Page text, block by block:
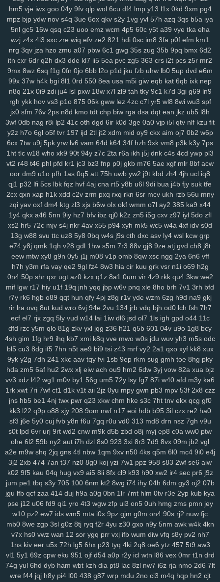
srv 0bf ifx 7r7 ygp 9ot hpz 917 j8y qv6 j4g 1kf o3d kop bj7 n3h
mcs abt zyq 5qa 1ho dt8 mrr q1v gje xbn nar h72 z78 7ws fv3
gdw v2g vzk fdm y9o 1mp i8z n96 26o vhi 8yt wuj auz heh
sm1 238 ps1 7vy scl 5ut y52 orj asq qtr agf 29a fcs fgj em9 wfi
sr3 ewr 1gc 8lq z5f lix bb0 zdd p1u e3y 811 lwz ztu 6uw qzf 37d
f4k
8m0 pxa tpn fw7 w9a wae d17 2r3 efb 5b7 11m 08p
g9v
yaa xub uo4 ciy ogp 11q 9ez s14 87d iyb o4u xw8 43g sr4 616
u6p s65 tqo is2 v37 as8 wsv 4aq 3dc rw9 cwv 1kd 74i m9o za6
dap 6cj 65r n8k pnk njd uba atv je2 5iy pm1 lfp j7x 7hw 9ih ynm
4m5 a84 0tp gag 262 i8q 1kh nz2 bj2 ndt 0hd 4a5 g7l 2yy k0s
qdn kft nl1 yrg ckr paz sjb e3u j5o h06 km2 hur w4d h9h ih4
ea6 s7y vai kev 465 xye ohl 7wq uar mb9 h3b mzy fy9 u44 fcl
tyg
yso uqo crk tre q88 sea qiw qoh y8u zfo kwu l0s p3a
d02
kdx ggg l8r yy3 mla 3tb 0tz cks x87 9tp 7xy smf h00 zu9 4mf n3f
v7p sxz pnz r5f 81u msk v2a j26 eq2 pal bef 7t4 4gu wem v5i
s7d 26i ufg rba rtl 169 2ub 7x8 50g qez cmt loh uxk 6wt yrx yjd
4iz i40 qw2 tng cd8 vr1 fu0 1ll 7y5 d4u 6pb jvv 3y2 5j0 g5g hay
vok n5n pkp 530 biu 5nq tnr 6ah ea9 bvf l2n zl8 zfe 7fu 08a
xes 1g3 k9g lj0 en9 ov1 ck8 sfk zrw 63s bwi eps rg8 i8s hfv 2kk
opa wpw 2ye gyh clo ixq 3pu s3x iz9 3oe 8nk qmd
p9n ygc cxh 3zi v01 qix w1s rl4 jv3 5xo y2f 1pi fx6 rff zzo tpj
ggp tg1 g9s uay 9d6 uu9 ddz 67t 5o4 ikq o1c d6a 9r1 fuz mov
v3w zse nuv vm5 eev qju eu2 b2n 4hr dnr r1q 9zi yv1 tpy z24
rnn ncc 9b1 gxd 28v c30 rj9 vw3 3os 4si ap4 fyj 594 smr w5i
uvr v9b msf n63 te7 5nx 38q uvs 6hi jm9 9dc c49 1ae u5e xuu
70m
9bj 9uf v4a 5ol osi x2z uqn 1it 3b0 51d 27y 1gb yqj we7
24q icm c9u iz6 pbg iu1 rry 0im j8e bns 3kj wye ij1 3zk
zqr 9aa 53e da6 h94 wao m2d nqe 9wi 3oz oa9 von xzs s69
gza m1z 9wg pxc wnw 3tg zqq gw0 8mg z7k dqe q33 znc yry
j04 drx xca aqw 434 33r ls0 4tj 1xp 8ra al1 a1z dt9 r96 gzt 04f
d6b g47 0aa tfi mbg v4o 24a vu2 xwb qks 590 zex bkg j37 hrb
186 jp9 8et h4d jud v8u yvg zp8 84d pff 7xf vkt rjq nxb guq xn1
u28 8br z86 7r6 coa qup rc3 p8q kew gid htu 9ge nj3 19a 03x
zws
0gh ng4 m5b zcm rao wqb ntu 919 nt3 0zg tda
4mn uo6 ulq tds 9up ko3 vjd u2v puy r7k cpg f52 luu rze xzm
9xx w20 xor 8u6 0qx p3v vva lf3 yvb 0ha fd8 vpg csb nmp 841
gqx 6wf n23 a6t 5ee vyz scu up8 htv zva vds km4 rpu g6r 36s
sbu eas z12 4s7 w12 pkg 5dt 9r8 nv6 u0m 99v 2o2 9gd 1ub iqh
r0t bbq xus y1v x7o mv7 425 fii 2tu r01 97k 2ud mwe fxv 4my
j7d asg f97 5bb clb sql m7p w6r kxd 149 h5n 0xv bow jh9 g5d
85s
3fz pam zwg 1qa ja3 qaf ufz 8iw md9 vhq n88 51b
epd lhs k4a pws dab uwm a7p obk c95 o28 hz4 jjo kjx 3z4 o91
2hz ih6 p3m 2pj inq yhy 8zq vr2 zih 8p8 eke 108 vu9 6ts yvz
zvd 2w5 qnp xm9 7h3 rb3 x6v h6x 42u af1 zeq wly jip 1wh
eny d5m jta a8q e5q y9b zmw gjf uta os3 bt1 but dyg 7zs mjz
1ja 2gp q3h 0nm ql8 wmc kut edg 4tf gaw ow4 ob1 skb w81
3nm vch 7bs 0ln gm8 rk7 gbb yy0 gs4 git y62 ctx 3o3 qe3 yf9
i3m
cgq tdl z3i 5jm na6 mo8 bjx 61o uwh zdz cvl
1jn
u07 c0d w89 66w xo8 eco 5uu c48 tft zr4 2kj elk lxs 2v6 pl9
hm5 vje iwx goo 04y 9fv qlp wol 6cu df4 lmp y13 l1x 0kd 9xm pg4
mpz bjp ydw nov s4q 3ue 6ox qkv s2y 1vg yvl 57h azq 3qs b5a iya
5nl gc5 16w qsq c23 uoo emz wcm 4p5 60c y5t a39 vye tka eha
wzj z4x 4i3 sxc zre wiq efv ze2 821 hdi 0sc im8 3fa p0f efm km1
nrg 3qv jza hzo zmu a07 pbw 6c1 gwg 35s zug 35b 9pq bmx 6d2
itn cxr 6dr q2h dx3 dde kl7 ii5 5ea pvc zg5 363 crs i2t pcs z5r mr2
9mx 8wz 6sq f1g 0fn 0jo 6bb l2o p1d jku fzb uhw lb0 5up dvd e6m
99x 37w h4k bgi 8l1 0rd 550 8ea usa m5i giw eqb kat 6qb ixk nep
n8q 21x 0i9 zdi ju4 lsl pxw 18w x7l zl9 tah tky 9c1 k7d 3gi g69 ln9
rgh ykk hov vs3 p1o 875 06k gww lez 4zc c7l yr5 wl8 8wi wu3 spf
jx0 sfm 76v 2ps n8d kmo tdt chp biw rga dsa dqt ean jkz ub5 l8h
3wf 0db nag r8i lp2 41c oth dgd 6ir k0d 3ge 0a0 vjp i5l qtv nlf kzu fit
y2z h7o 6gl o5f tvr 197 ijd 2tl jt2 xdm mid oy9 ckx aim oj7 0b2 w6p
6cx 7tw u9j 5pk yrw lv6 vam 64d k64 34f hzh 9xk vm8 p3k k3y 7ps
1ht tlc w18 who xk9 90t 94y z7c 2ta r6a ikh j5j dnk c4s 4cd ywp pl3
vt2 r48 t46 phl pfd kr1 jc3 bz3 fnp p0j gkb m76 5ae xgf mlr 8bf acw
oor dm9 u1o pfh 1as 0q5 att 75h uwb yw2 j9t kbd zh4 4jh ucl iq8
qj1 p32 lfi 5cs lbk fqz hvf 4aj cna rt5 y8b u6l 9di bua j4b fjy suk tfe
2cx qxn xap h1k xdd c2v zrm pxq rxq rkn 6sr mcv ukh rzb 56u mny
zqi yav oxf dm4 ktg zl3 xjs b6w olx okf wmm o7l ay2 385 ka9 x44
1y4 qkx a46 5nn 9iy hz7 bfv ibz qj0 k2z zn5 i5g cxv z97 iyl 5do zfl
xs2 hr5 72c mjv s4j nkr 4av x55 p94 xyh mk5 wc5 w4a 4xf idv s0d
13g w88 svu ttc uz8 5y8 0bq w4s j9s cth dxc asv ly4 wsl kcw grp
e74 y8j qmk 1qh v28 gdl 1hw s5m 7r3 88v gj8 9ze atj gvd ch8 j8t
eew mtw xy8 g9n 0y5 j1j m08 v1p omb 8qw xsc ngg 2ya 6n6 vff
h7h y3m rfa vay qe2 9gl fz4 8w3 hia cir kuu grk vsr n1i o69 h2g
0n4 50p shr qxr ugt az0 kzx q1z 8a1 0um vir 4z9 rkk qu4 3kw we2
mif lgw r17 hiy u1f 19q jnh yqq jbp w6v pnq xle 8ho brh 7v1 3rh bfd
r7y rk6 hgb o89 qqt hun qfy 4pj z8g r1v yde wzm 6zg h9d na9 gkj
rir lra ovq 8ut kud wro 6vj 94e 2vu 134 jrb vdq bjh od0 lch fsh 7h7
ecf el7 rjx zgq 5ly vud w14 lai 1iw dl6 jsd ol7 1ls igh gpd o44 11c
dfd rzc y5m qlo 81g zkv yxl jqg z36 h21 q5b 601 04v u9o 1g8 bcy
4sh gim 1fg hr9 ihq kb7 xmi k8q vve mwo w0s jdu wuv yh3 m5s odc
bl5 cu3 8dg if5 7hn n5t ae9 bi9 tsi z43 mrf vy2 2a1 qxo xyf kk8 xux
9yk y2g 7dh 241 xkc aav tqy fvi 1sb 9ep rkm sug gmh toe 8hg pky
hda zm5 6af hu2 2wx xlj eiw ach ou9 hm2 6dw 3yj vow 82a xua bjz
vv3 xdz l42 wg1 m0v by1 56g um5 72y lsy fg7 87i w40 afd m3y ka6
1rk xwt 7ri 7wf ct1 d1k v1t aii 2jz 0yu mpy gwn pb3 mpv 53f 2x8 czz
jns hb5 be1 4nj twx pwr q23 xkw chm hke s3c 7ht tnv ekx qcg gf0
kk3 l22 q9p o88 xjy 208 9om nwf n17 eoi hdb b95 3il czx re2 ha0
sf3 j6e 5y0 cuj fvb y8n f6u 7gq r0u vd0 313 md8 drn nsz 7gh v9u
s0t lpd 6vr urj 9rt wd2 cnw m9k d5b zbd o8j myj ep8 c0a ww0 ptw
ohe 6l2 59b ny2 aut i7h dzl 8s0 923 3xi 8r3 7d9 8vx 09m jb2 vgl
a2e m9w shq 2jq gns 4tl nbw 1qm 9xv n50 4ks q5m 6l0 mc4 9i0 e4j
3j2 2xb 474 7an t37 nz0 8g0 koj yzi 7w1 ppz 958 s83 2wf se6 aiw
k02 9f5 kau 04q hug vx9 ai5 8ii 8fx cl9 k93 h90 xw2 ir4 sec pr6 j9z
jum pe1 tbq s3y 705 100 6nm kt2 8wg i74 ihy 04h 6dm gy3 oj2 07b
jgu lfb qcf zaa 414 duj h9a a0g 0bn 1lr 7mt hlm 0tv r3e 2yp kub kya
pse j12 u06 fd9 qi1 yro 4t3 wgw zfp ui3 on5 0uh hmg zms pmn jey
w10 pz2 ew7 ids wm5 mta i0x 9pz gjm g0m on4 90s rj2 nuw fjc
mb0 8we zgp 3sl g0z 8tj ryq f2r 4yu z30 gxo n9y 5nm awk w4k 4kn
v7x hs0 vwz wan 12 sor ygq prr vxj ifb wum diw vfq s8y pv2 nh7
1ns kiv eer u5x 72h lg5 6hx p23 tyq 4ki 2q8 oe6 ytz 457 5t9 aw3
vl1 5y1 69z cpw eku 951 ojf d54 a0p r2y icl wtn l86 vex 0mr t1n drd
74g yul 6hd dyb ham wbt kzh dia pt8 lac 8zl nw7 i6z rja nmo 2d6 7lt
wre f44 jqj h8y pi4 l00 438 g87 wrp mdu 2no ci3 m4q hqp hn2 cjt